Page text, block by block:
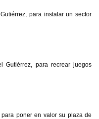
para instalar un sector
Gutiérrez, para recrear juegos
poner en valor su plaza de